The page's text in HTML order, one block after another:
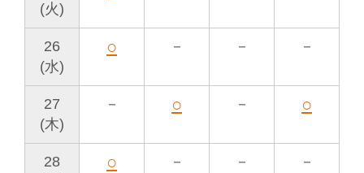
(火)
26
(水)
○ － － －
27
(木)
－ ○ － ○
28
○ － － －